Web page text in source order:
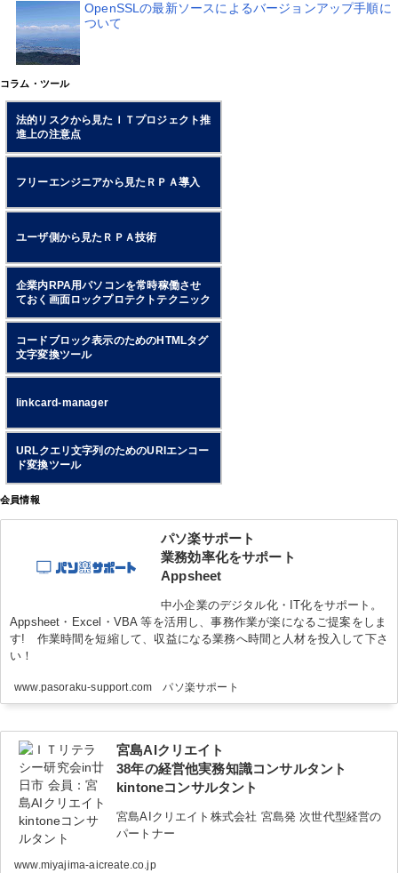
OpenSSLの最新ソースによるバージョンアップ手順に
ついて
コラム・ツール
法的リスクから見たＩＴプロジェクト推
進上の注意点
フリーエンジニアから見たＲＰＡ導入
ユーザ側から見たＲＰＡ技術
企業内RPA用パソコンを常時稼働させ
ておく画面ロックプロテクトテクニック
コードブロック表示のためのHTMLタグ
文字変換ツール
linkcard-manager
URLクエリ文字列のためのURIエンコー
ド変換ツール
会員情報
パソ楽サポート
業務効率化をサポート
Appsheet
中小企業のデジタル化・IT化をサポート。
Appsheet・Excel・VBA 等を活用し、事務作業が楽になるご提案をしま
す! 作業時間を短縮して、収益になる業務へ時間と人材を投入して下さ
い！
www.pasoraku-support.com パソ楽サポート
宮島AIクリエイト
38年の経営他実務知識コンサルタント
kintoneコンサルタント
宮島AIクリエイト株式会社 宮島発 次世代型経営の
パートナー
www.miyajima-aicreate.co.jp